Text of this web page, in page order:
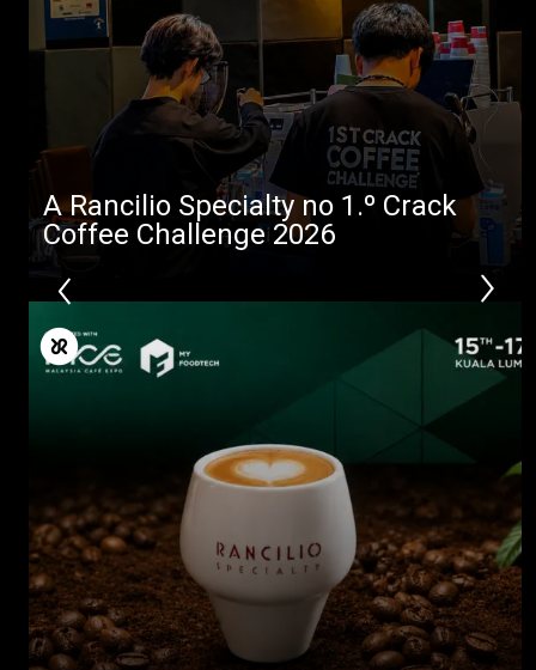
A Rancilio Specialty no 1.º Crack
Coffee Challenge 2026